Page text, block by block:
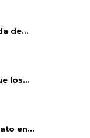
de...
los...
en...